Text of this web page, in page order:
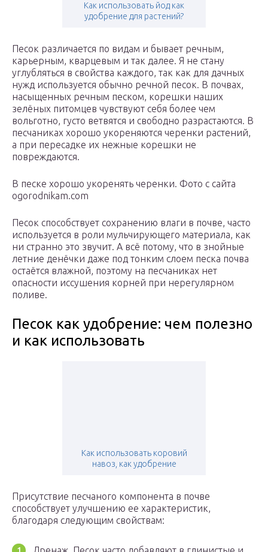
Как использовать йод как
удобрение для растений?
Песок различается по видам и бывает речным,
карьерным, кварцевым и так далее. Я не стану
углубляться в свойства каждого, так как для дачных
нужд используется обычно речной песок. В почвах,
насыщенных речным песком, корешки наших
зелёных питомцев чувствуют себя более чем
вольготно, густо ветвятся и свободно разрастаются. В
песчаниках хорошо укореняются черенки растений,
а при пересадке их нежные корешки не
повреждаются.
В песке хорошо укоренять черенки. Фото с сайта
ogorodnikam.com
Песок способствует сохранению влаги в почве, часто
используется в роли мульчирующего материала, как
ни странно это звучит. А всё потому, что в знойные
летние денёчки даже под тонким слоем песка почва
остаётся влажной, поэтому на песчаниках нет
опасности иссушения корней при нерегулярном
поливе.
Песок как удобрение: чем полезно
и как использовать
Как использовать коровий
навоз, как удобрение
Присутствие песчаного компонента в почве
способствует улучшению ее характеристик,
благодаря следующим свойствам: